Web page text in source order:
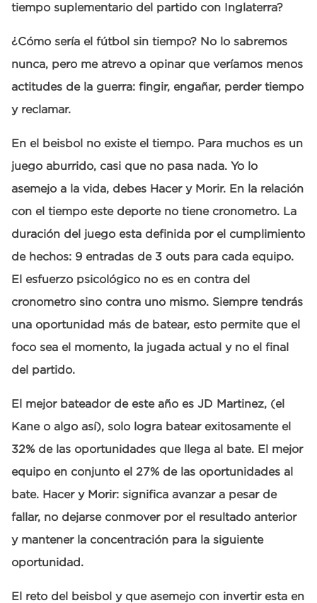
tiempo suplementario del partido con Inglaterra?
¿Cómo sería el fútbol sin tiempo? No lo sabremos
nunca, pero me atrevo a opinar que veríamos menos
actitudes de la guerra: fingir, engañar, perder tiempo
y reclamar.
En el beisbol no existe el tiempo. Para muchos es un
juego aburrido, casi que no pasa nada. Yo lo
asemejo a la vida, debes Hacer y Morir. En la relación
con el tiempo este deporte no tiene cronometro. La
duración del juego esta definida por el cumplimiento
de hechos: 9 entradas de 3 outs para cada equipo.
El esfuerzo psicológico no es en contra del
cronometro sino contra uno mismo. Siempre tendrás
una oportunidad más de batear, esto permite que el
foco sea el momento, la jugada actual y no el final
del partido.
El mejor bateador de este año es JD Martinez, (el
Kane o algo así), solo logra batear exitosamente el
32% de las oportunidades que llega al bate. El mejor
equipo en conjunto el 27% de las oportunidades al
bate. Hacer y Morir: significa avanzar a pesar de
fallar, no dejarse conmover por el resultado anterior
y mantener la concentración para la siguiente
oportunidad.
El reto del beisbol y que asemejo con invertir esta en